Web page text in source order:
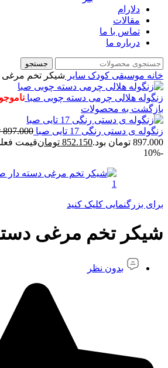
دلارام
مقالات
تماس با ما
درباره ما
جستجو
خانه موسیقی کودک سایر شیکر تخم مرغی
زنگوله هلالی چرمی دسته چوبی صبا
بازگشت به محصولات
زنگوله ی دستی رنگی 17 تایی صبا 897.000
897.000 تومان بود.
852.150 تومانقیمت فعلی: 852.150
-10%
برای بزرگنمایی کلیک کنید
شیکر تخم مرغی
بدون نظر